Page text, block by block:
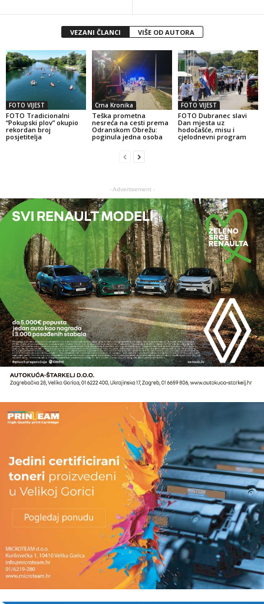
VEZANI ČLANCI VIŠE OD AUTORA
FOTO VIJEST
FOTO Tradicionalni
“Pokupski plov” okupio
rekordan broj
posjetitelja
Crna Kronika
Teška prometna
nesreća na cesti prema
Odranskom Obrežu:
poginula jedna osoba
FOTO VIJEST
FOTO Dubranec slavi
Dan mjesta uz
hodočašće, misu i
cjelodnevni program
- Advertisement -